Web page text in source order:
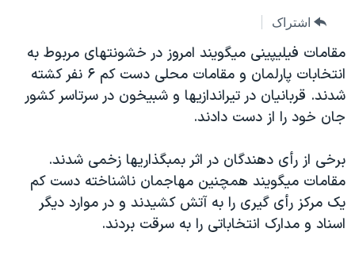
اصلی
جهش
به
جستجو
گزیده‌ها
ویژه برنامه‌ها
ویدیوها
فرهنگ و زندگی
حقوق شهروندی
اقتصادی
صفحه‌های ویژه
عملیات خشم حماسی
۲۵۰سالگی آمریکا
بایگانی برنامه‌های تلویزیونی
مستندها
انتخابات ریاست جمهوری آمریکا ۲۰۲۴
حمله جمهوری اسلامی به اسرائیل
فرکانس‌های صدای آمریکا
پخش رادیویی
یادگیری زبان انگلیسی
دنبال کنید
اشتراک
مقامات فیلیپینی میگویند امروز در خشونتهای مربوط به
انتخابات پارلمان و مقامات محلی دست کم ۶ نفر کشته
شدند. قربانیان در تیراندازیها و شبیخون در سرتاسر کشور
جان خود را از دست دادند.
برخی از رأی دهندگان در اثر بمبگذاریها زخمی شدند.
مقامات میگویند همچنین مهاجمان ناشناخته دست کم
یک مرکز رأی گیری را به آتش کشیدند و در موارد دیگر
اسناد و مدارک انتخاباتی را به سرقت بردند.